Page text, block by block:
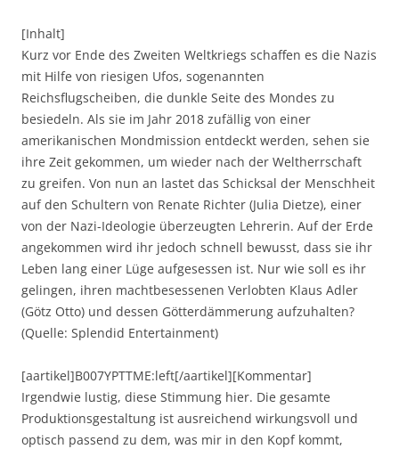
[Inhalt]
Kurz vor Ende des Zweiten Weltkriegs schaffen es die Nazis
mit Hilfe von riesigen Ufos, sogenannten
Reichsflugscheiben, die dunkle Seite des Mondes zu
besiedeln. Als sie im Jahr 2018 zufällig von einer
amerikanischen Mondmission entdeckt werden, sehen sie
ihre Zeit gekommen, um wieder nach der Weltherrschaft
zu greifen. Von nun an lastet das Schicksal der Menschheit
auf den Schultern von Renate Richter (Julia Dietze), einer
von der Nazi-Ideologie überzeugten Lehrerin. Auf der Erde
angekommen wird ihr jedoch schnell bewusst, dass sie ihr
Leben lang einer Lüge aufgesessen ist. Nur wie soll es ihr
gelingen, ihren machtbesessenen Verlobten Klaus Adler
(Götz Otto) und dessen Götterdämmerung aufzuhalten?
(Quelle: Splendid Entertainment)
[aartikel]B007YPTTME:left[/aartikel][Kommentar]
Irgendwie lustig, diese Stimmung hier. Die gesamte
Produktionsgestaltung ist ausreichend wirkungsvoll und
optisch passend zu dem, was mir in den Kopf kommt,